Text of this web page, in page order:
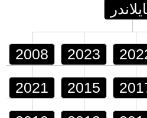
2008 2023
2021 2015